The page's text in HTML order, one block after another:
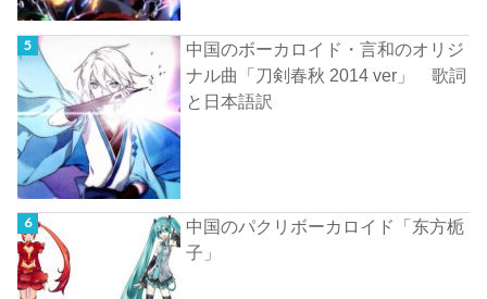
中国のボーカロイド・言和のオリジ
ナル曲「刀剣春秋 2014 ver」 歌詞
と日本語訳
中国のパクリボーカロイド「东方栀
子」